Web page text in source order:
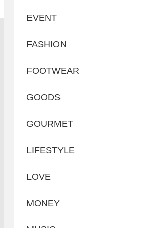
EVENT
FASHION
FOOTWEAR
GOODS
GOURMET
LIFESTYLE
LOVE
MONEY